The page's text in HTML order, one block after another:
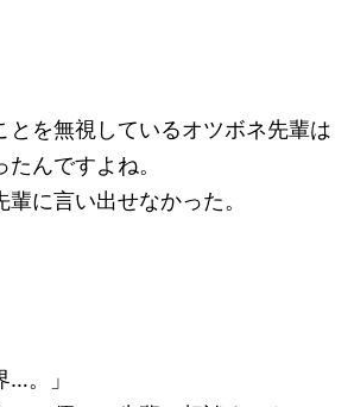
とを無視しているオツボネ先輩は
んですよね。
に言い出せなかった。
…。」